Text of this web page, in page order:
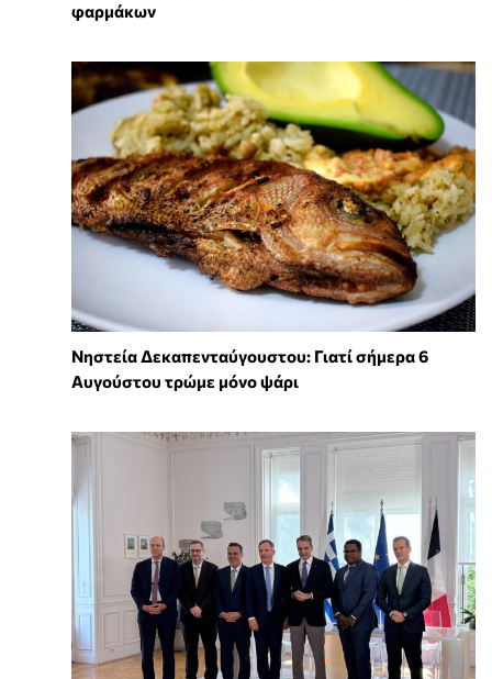
φαρμάκων
Νηστεία Δεκαπενταύγουστου: Γιατί σήμερα 6
Αυγούστου τρώμε μόνο ψάρι